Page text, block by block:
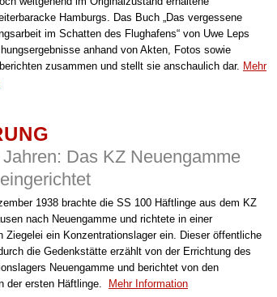
Hamburgs. Das Buch „Das vergessene
im Schatten des Flughafens“ von Uwe Leps
anhand von Akten, Fotos sowie
zusammen und stellt sie anschaulich dar. Mehr
Das KZ Neuengamme
1938 brachte die SS 100 Häftlinge aus dem KZ
nach Neuengamme und richtete in einer
Ziegelei ein Konzentrationslager ein. Dieser öffentliche
die Gedenkstätte erzählt von der Errichtung des
Neuengamme und berichtet von den
der ersten Häftlinge.
Mehr Information